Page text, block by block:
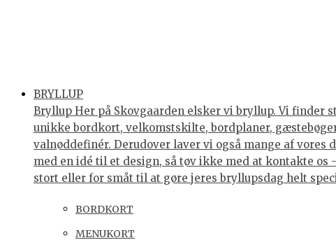
BRYLLUP
Bryllup Her på Skovgaarden elsker vi bryllup. Vi finder
unikke bordkort, velkomstskilte, bordplaner,
valnøddefinér. Derudover laver vi også mange af
med en idé til et design, så tøv ikke med at kontakte
stort eller for småt til at gøre jeres bryllupsdag helt
BORDKORT
MENUKORT